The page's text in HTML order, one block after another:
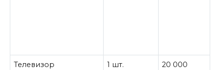
Телевизор 1 шт. 20 000